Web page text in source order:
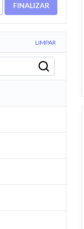
FINALIZAR
LIMPAR